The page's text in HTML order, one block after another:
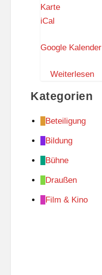
KarteB
i
K
n
o
iCal
Google Kalender
Weiterlesen
Kategorien
Beteiligung
Bildung
Bühne
Draußen
Film & Kino